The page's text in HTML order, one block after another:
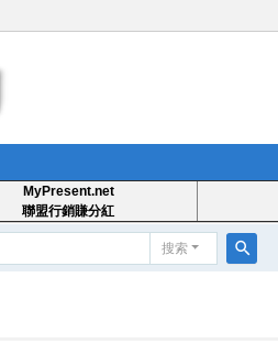
MyPresent.net
聯盟行銷賺分紅
搜索